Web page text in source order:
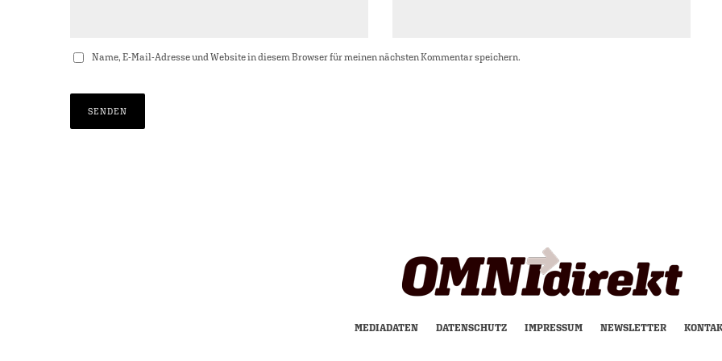
Name, E-Mail-Adresse und Website in diesem Browser für meinen nächsten Kommentar speichern.
MEDIADATEN DATENSCHUTZ IMPRESSUM NEWSLETTER